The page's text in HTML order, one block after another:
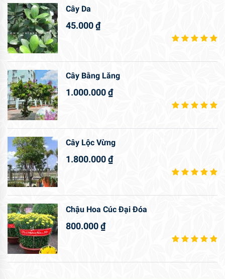
Cây Da
45.000₫
Cây Bằng Lăng
1.000.000₫
Cây Lộc Vừng
1.800.000₫
Chậu Hoa Cúc Đại Đóa
800.000₫